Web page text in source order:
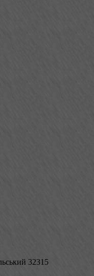
32315